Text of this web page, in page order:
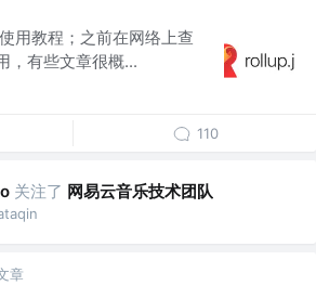
用教程；之前在网络上查
，有些文章很概...
110
关注了 网易云音乐技术团队
章